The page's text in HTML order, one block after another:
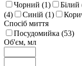
Чорний (1) Білий
(4) Синій (1)
Спосіб миття
Посудомийка (53)
Об'єм, мл